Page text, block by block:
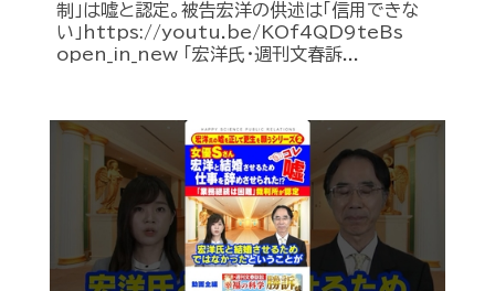
制」は嘘と認定。被告宏洋の供述は「信用できな
い」https://youtu.be/KOf4QD9teBs
open_in_new 「宏洋氏・週刊文春訴...